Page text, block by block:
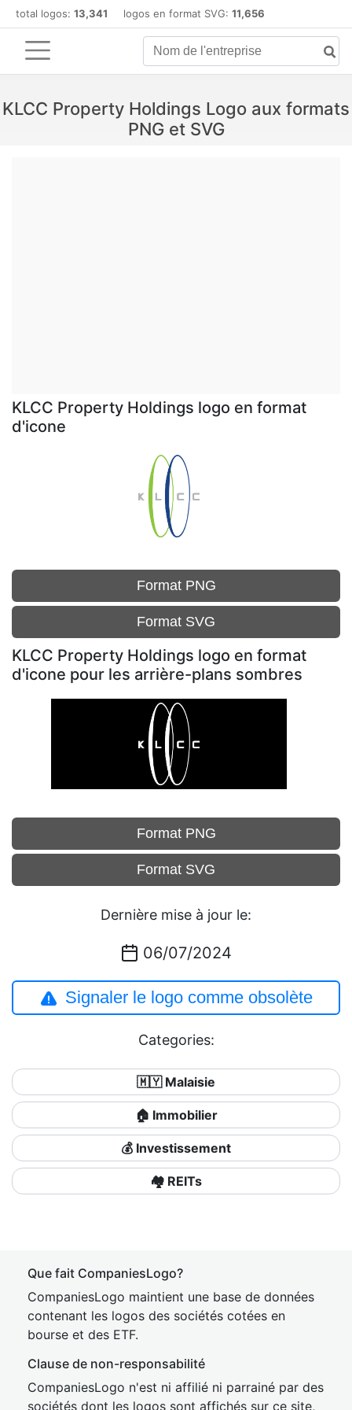
total logos: 13,341 logos en format SVG: 11,656
KLCC Property Holdings Logo aux formats
PNG et SVG
KLCC Property Holdings logo en format
d'icone
Format PNG
Format SVG
KLCC Property Holdings logo en format
d'icone pour les arrière-plans sombres
Format PNG
Format SVG
Dernière mise à jour le:
06/07/2024
Signaler le logo comme obsolète
Categories:
🇲🇾 Malaisie
🏠 Immobilier
💰 Investissement
🏘️ REITs
Que fait CompaniesLogo?
CompaniesLogo maintient une base de données
contenant les logos des sociétés cotées en
bourse et des ETF.
Clause de non-responsabilité
CompaniesLogo n'est ni affilié ni parrainé par des
sociétés dont les logos sont affichés sur ce site,